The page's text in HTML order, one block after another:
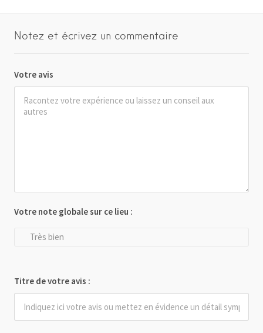
Notez et écrivez un commentaire
Votre avis
Votre note globale sur ce lieu :
Très bien
Titre de votre avis :